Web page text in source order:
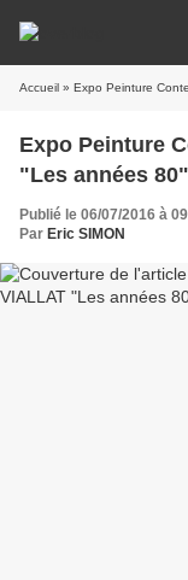
Accueil » Expo Peinture
Expo Peinture
"Les années 80"
Publié le 06/07/2016 à
Par Eric SIMON